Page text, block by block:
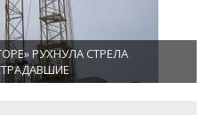
РУХНУЛА СТРЕЛА